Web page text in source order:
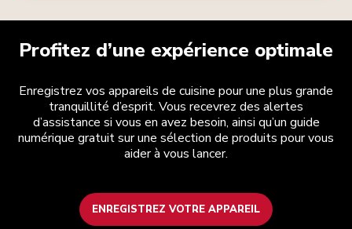
Profitez d’une expérience optimale
Enregistrez vos appareils de cuisine pour une plus grande
tranquillité d’esprit. Vous recevrez des alertes
d’assistance si vous en avez besoin, ainsi qu’un guide
numérique gratuit sur une sélection de produits pour vous
aider à vous lancer.
ENREGISTREZ VOTRE APPAREIL